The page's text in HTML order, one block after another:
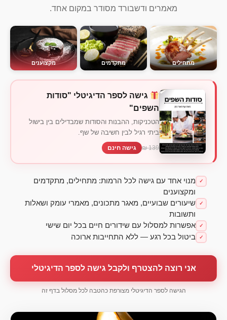
מאמרים ודשבורד מסודר במקום אחד.
מתחילים מתקדמים מקצוענים
גישה לספר הדיגיטלי "סודות
השפים"
הטכניקות, ההבנות והסודות שמבדילים בין בישול
ביתי רגיל לבין חשיבה של שף.
139 ₪ גישה חינם
✓
מנוי אחד עם גישה לכל הרמות: מתחילים, מתקדמים
ומקצוענים
✓
שיעורים שבועיים, מאגר מתכונים, מאמרי עומק ושאלות
ותשובות
✓ אפשרות למסלול עם שידורים חיים בכל יום שישי
✓ ביטול בכל רגע — ללא התחייבות ארוכה
אני רוצה להצטרף ולקבל גישה לספר הדיגיטלי
הגישה לספר הדיגיטלי מצורפת כהטבה לכל מסלול בדף זה